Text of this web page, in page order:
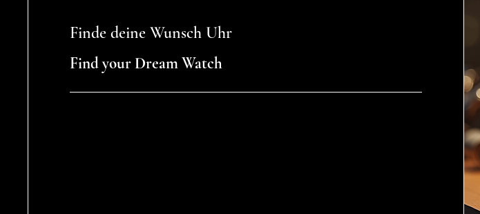
Finde deine Wunsch Uhr
Find your Dream Watch